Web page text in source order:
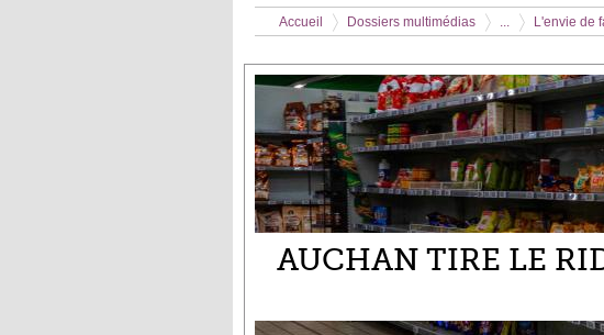
Vous êtes ici
Accueil
>
Dossiers multimédias
>
...
>
L'envie de
AUCHAN TIRE LE